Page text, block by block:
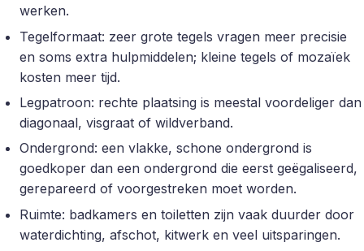
werken.
Tegelformaat: zeer grote tegels vragen meer precisie
en soms extra hulpmiddelen; kleine tegels of mozaïek
kosten meer tijd.
Legpatroon: rechte plaatsing is meestal voordeliger dan
diagonaal, visgraat of wildverband.
Ondergrond: een vlakke, schone ondergrond is
goedkoper dan een ondergrond die eerst geëgaliseerd,
gerepareerd of voorgestreken moet worden.
Ruimte: badkamers en toiletten zijn vaak duurder door
waterdichting, afschot, kitwerk en veel uitsparingen.